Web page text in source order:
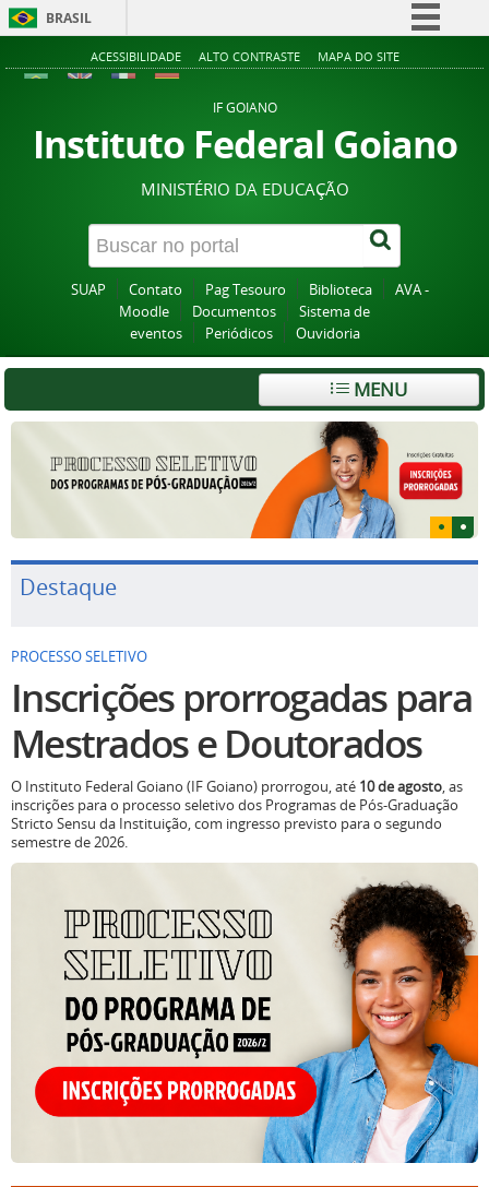
BRASIL
Simplifique!
Acesso à informação
Legislação
Canais
ACESSIBILIDADE ALTO CONTRASTE MAPA DO SITE
IF GOIANO
Instituto Federal Goiano
MINISTÉRIO DA EDUCAÇÃO
SUAP Contato Pag Tesouro Biblioteca
AVA -
Moodle
Documentos
Sistema de
eventos
Periódicos Ouvidoria
MENU
Destaque
PROCESSO SELETIVO
Inscrições prorrogadas para
Mestrados e Doutorados
O Instituto Federal Goiano (IF Goiano) prorrogou, até 10 de agosto, as
inscrições para o processo seletivo dos Programas de Pós-Graduação
Stricto Sensu da Instituição, com ingresso previsto para o segundo
semestre de 2026.